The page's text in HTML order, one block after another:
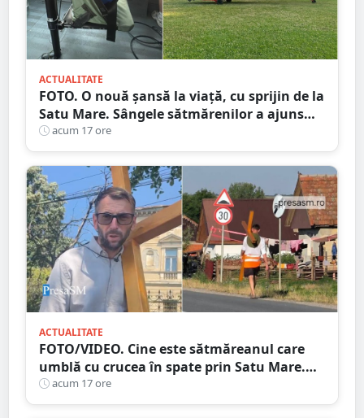
ACTUALITATE
FOTO. O nouă șansă la viață, cu sprijin de la
Satu Mare. Sângele sătmărenilor a ajuns
într-o misiune contra cronometru pentru
un transplant hepatic
acum 17 ore
ACTUALITATE
FOTO/VIDEO. Cine este sătmăreanul care
umblă cu crucea în spate prin Satu Mare.
De ce face acest gest
acum 17 ore